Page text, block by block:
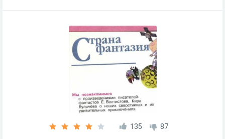
135 87